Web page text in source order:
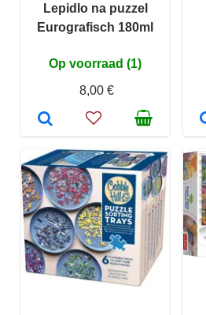
Lepidlo na puzzel
Eurografisch 180ml
Op voorraad (1)
8,00 €